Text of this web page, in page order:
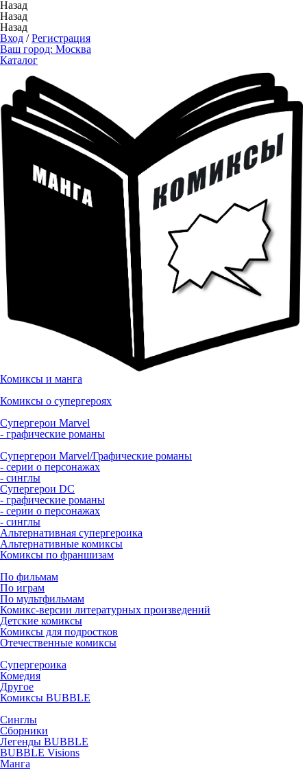
Назад
Назад
Назад
Вход /Регистрация
Ваш город: Москва
Каталог
Комиксы и манга
Комиксы о супергероях
Супергерои Marvel
- графические романы
Супергерои Marvel/Графические романы
- серии о персонажах
- синглы
Супергерои DC
- графические романы
- серии о персонажах
- синглы
Альтернативная супергероика
Альтернативные комиксы
Комиксы по франшизам
По фильмам
По играм
По мультфильмам
Комикс-версии литературных произведений
Детские комиксы
Комиксы для подростков
Отечественные комиксы
Супергероика
Комедия
Другое
Комиксы BUBBLE
Синглы
Сборники
Легенды BUBBLE
BUBBLE Visions
Манга